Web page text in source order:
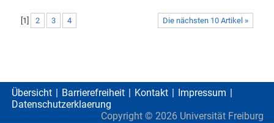
Die nächsten 10 Artikel »
1 2 3 4
Übersicht Barrierefreiheit Kontakt
Impressum
Datenschutzerklaerung
Copyright © 2026 Universität Freiburg